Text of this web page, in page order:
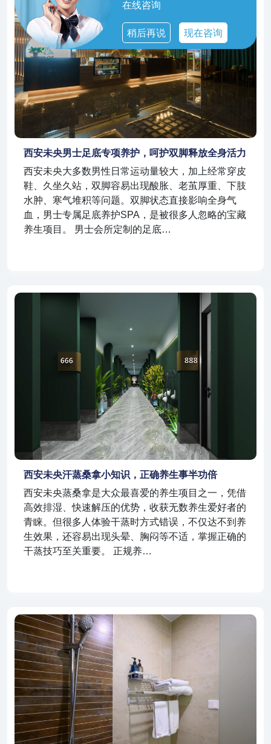
在线咨询
稍后再说 现在咨询
西安未央男士足底专项养护，呵护双脚释放全身活力
西安未央大多数男性日常运动量较大，加上经常穿皮
鞋、久坐久站，双脚容易出现酸胀、老茧厚重、下肢
水肿、寒气堆积等问题。双脚状态直接影响全身气
血，男士专属足底养护SPA，是被很多人忽略的宝藏
养生项目。 男士会所定制的足底…
西安未央汗蒸桑拿小知识，正确养生事半功倍
西安未央蒸桑拿是大众最喜爱的养生项目之一，凭借
高效排湿、快速解压的优势，收获无数养生爱好者的
青睐。但很多人体验干蒸时方式错误，不仅达不到养
生效果，还容易出现头晕、胸闷等不适，掌握正确的
干蒸技巧至关重要。 正规养…